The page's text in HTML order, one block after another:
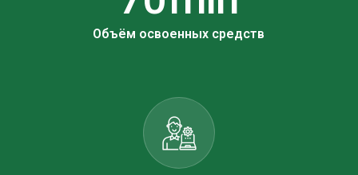
Объём освоенных средств